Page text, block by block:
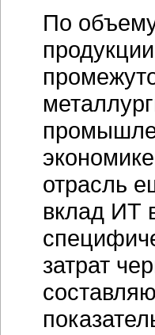
По
отрасль
вклад ИТ
затрат